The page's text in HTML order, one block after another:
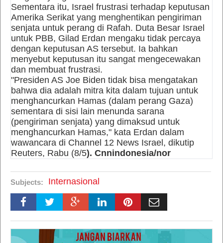
Sementara itu, Israel frustrasi terhadap keputusan
Amerika Serikat yang menghentikan pengiriman
senjata untuk perang di Rafah. Duta Besar Israel
untuk PBB, Gilad Erdan mengaku tidak percaya
dengan keputusan AS tersebut. Ia bahkan
menyebut keputusan itu sangat mengecewakan
dan membuat frustrasi.
"Presiden AS Joe Biden tidak bisa mengatakan
bahwa dia adalah mitra kita dalam tujuan untuk
menghancurkan Hamas (dalam perang Gaza)
sementara di sisi lain menunda sarana
(pengiriman senjata) yang dimaksud untuk
menghancurkan Hamas," kata Erdan dalam
wawancara di Channel 12 News Israel, dikutip
Reuters, Rabu (8/5). Cnnindonesia/nor
Subjects: Internasional